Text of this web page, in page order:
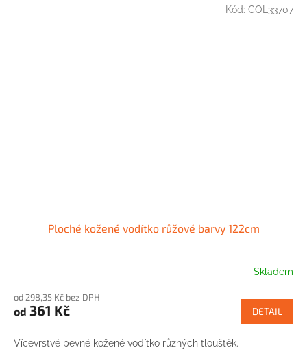
Ploché kožené vodítko růžové barvy 122cm
Skladem
od 298,35 Kč bez DPH
od 361 Kč DETAIL
Vícevrstvé pevné kožené vodítko různých tlouštěk.
Kód: COL33707